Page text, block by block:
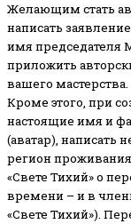
Желающим стать
написать
имя председателя
приложить
вашего мастерства.
Кроме этого, при
настоящие имя и
(аватар), написать
регион
«Свете Тихий» о
времени – и в
«Свете Тихий»).